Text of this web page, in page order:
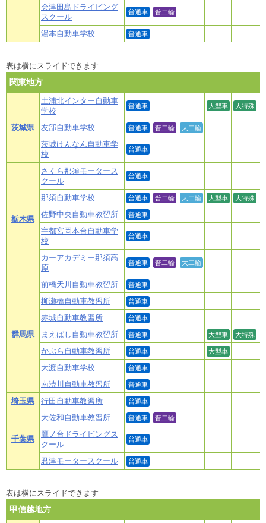
会津田島ドライビング
スクール
普通車 普二輪
湯本自動車学校 普通車
表は横にスライドできます
関東地方
茨城県
土浦北インター自動車
学校
普通車 大型車 大特殊
友部自動車学校 普通車 普二輪 大二輪
茨城けんなん自動車学
校
普通車
栃木県
さくら那須モータース
クール
普通車
那須自動車学校 普通車 普二輪 大二輪 大型車 大特殊
佐野中央自動車教習所 普通車
宇都宮岡本台自動車学
校
普通車
カーアカデミー那須高
原
普通車 普二輪 大二輪
群馬県
前橋天川自動車教習所 普通車
柳瀬橋自動車教習所 普通車
赤城自動車教習所 普通車
まえばし自動車教習所 普通車 大型車 大特殊
かぶら自動車教習所 普通車 大型車
大渡自動車学校 普通車
南渋川自動車教習所 普通車
埼玉県 行田自動車教習所 普通車
千葉県
大佐和自動車教習所 普通車 普二輪
鷹ノ台ドライビングス
クール
普通車
君津モータースクール 普通車
表は横にスライドできます
甲信越地方